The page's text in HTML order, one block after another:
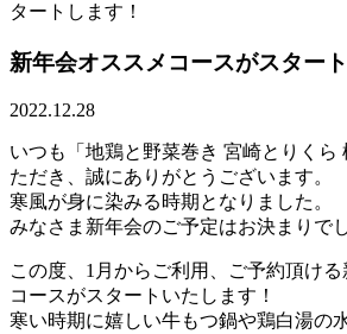
タートします！
新年会オススメコースがスター
2022.12.28
いつも「地鶏と野菜巻き 宮崎とりくら
ただき、誠にありがとうございます。
寒風が身に染みる時期となりました。
みなさま新年会のご予定はお決まりで
この度、1月からご利用、ご予約頂け
コースがスタートいたします！
寒い時期に嬉しい牛もつ鍋や鶏白湯の